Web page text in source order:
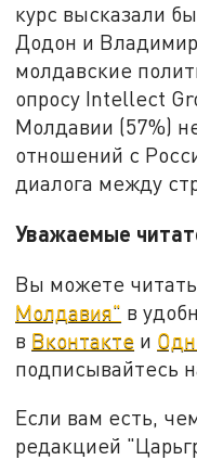
курс высказали
Додон и
молдавские
опросу Intellect
Молдавии (57%)
отношений с
диалога между
Уважаемые
Вы можете
Молдавия" в
в Вконтакте и
подписывайтесь
Если вам есть,
редакцией